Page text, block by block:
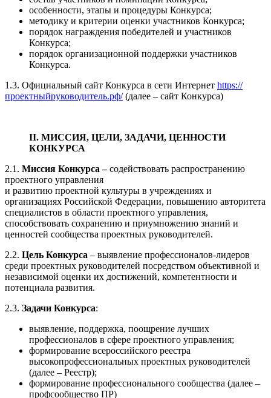
особенности, этапы и процедуры Конкурса;
методику и критерии оценки участников Конкурса;
порядок награждения победителей и участников
Конкурса;
порядок организационной поддержки участников
Конкурса.
1.3. Официальный сайт Конкурса в сети Интернет https://
проектныйруководитель.рф/(далее – сайт Конкурса)
II. МИССИЯ, ЦЕЛИ, ЗАДАЧИ, ЦЕННОСТИ
КОНКУРСА
2.1. Миссия Конкурса –содействовать распространению
проектного управления
и развитию проектной культуры в учреждениях и
организациях Российской Федерации, повышению авторитета
специалистов в области проектного управления,
способствовать сохранению и приумножению знаний и
ценностей сообщества проектных руководителей.
2.2. Цель Конкурса – выявление профессионалов-лидеров
среди проектных руководителей посредством объективной и
независимой оценки их достижений, компетентности и
потенциала развития.
2.3. Задачи Конкурса:
выявление, поддержка, поощрение лучших
профессионалов в сфере проектного управления;
формирование всероссийского реестра
высокопрофессиональных проектных руководителей
(далее – Реестр);
формирование профессионального сообщества (далее –
профсообщество ПР)